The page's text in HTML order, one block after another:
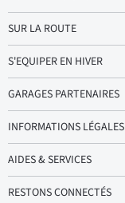
SUR LA ROUTE
S'EQUIPER EN HIVER
GARAGES PARTENAIRES
INFORMATIONS LÉGALES
AIDES & SERVICES
RESTONS CONNECTÉS